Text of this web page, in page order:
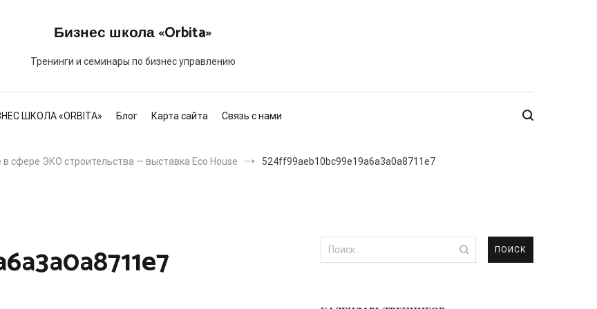
Бизнес школа «Orbita»
Тренинги и семинары по бизнес управлению
ШКОЛА «ORBITA» Блог Карта сайта Связь с нами
сфере ЭКО строительства — выставка Eco House 524ff99aeb10bc99e19a6a3a0a8711e7
Найти: